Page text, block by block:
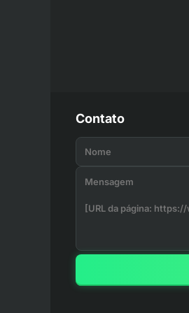
Contato